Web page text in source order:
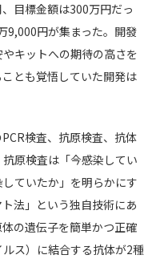
目標金額は300万円だっ
9,000円が集まった。開發
キットへの期待の高さを
とも覚悟していた開発は
検査、抗原検査、抗体
原検査は「今感染してい
ていたか」を明らかにす
法」という独自技術にあ
の遺伝子を簡単かつ正確
ス）に結合する抗体が2種